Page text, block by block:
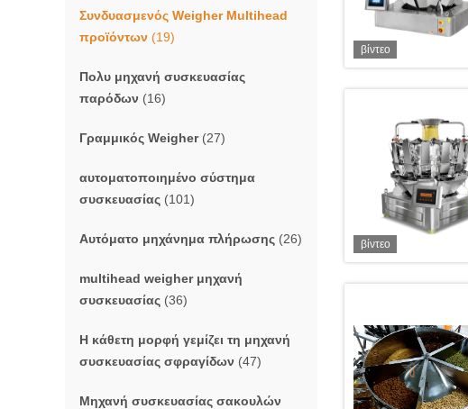
Συνδυασμενός Weigher Multihead
προϊόντων (19)
Πολυ μηχανή συσκευασίας
παρόδων (16)
Γραμμικός Weigher(27)
αυτοματοποιημένο σύστημα
συσκευασίας (101)
Αυτόματο μηχάνημα πλήρωσης (26)
multihead weigher μηχανή
συσκευασίας (36)
Η κάθετη μορφή γεμίζει τη μηχανή
συσκευασίας σφραγίδων (47)
Μηχανή συσκευασίας σακουλών
βίντεο
βίντεο